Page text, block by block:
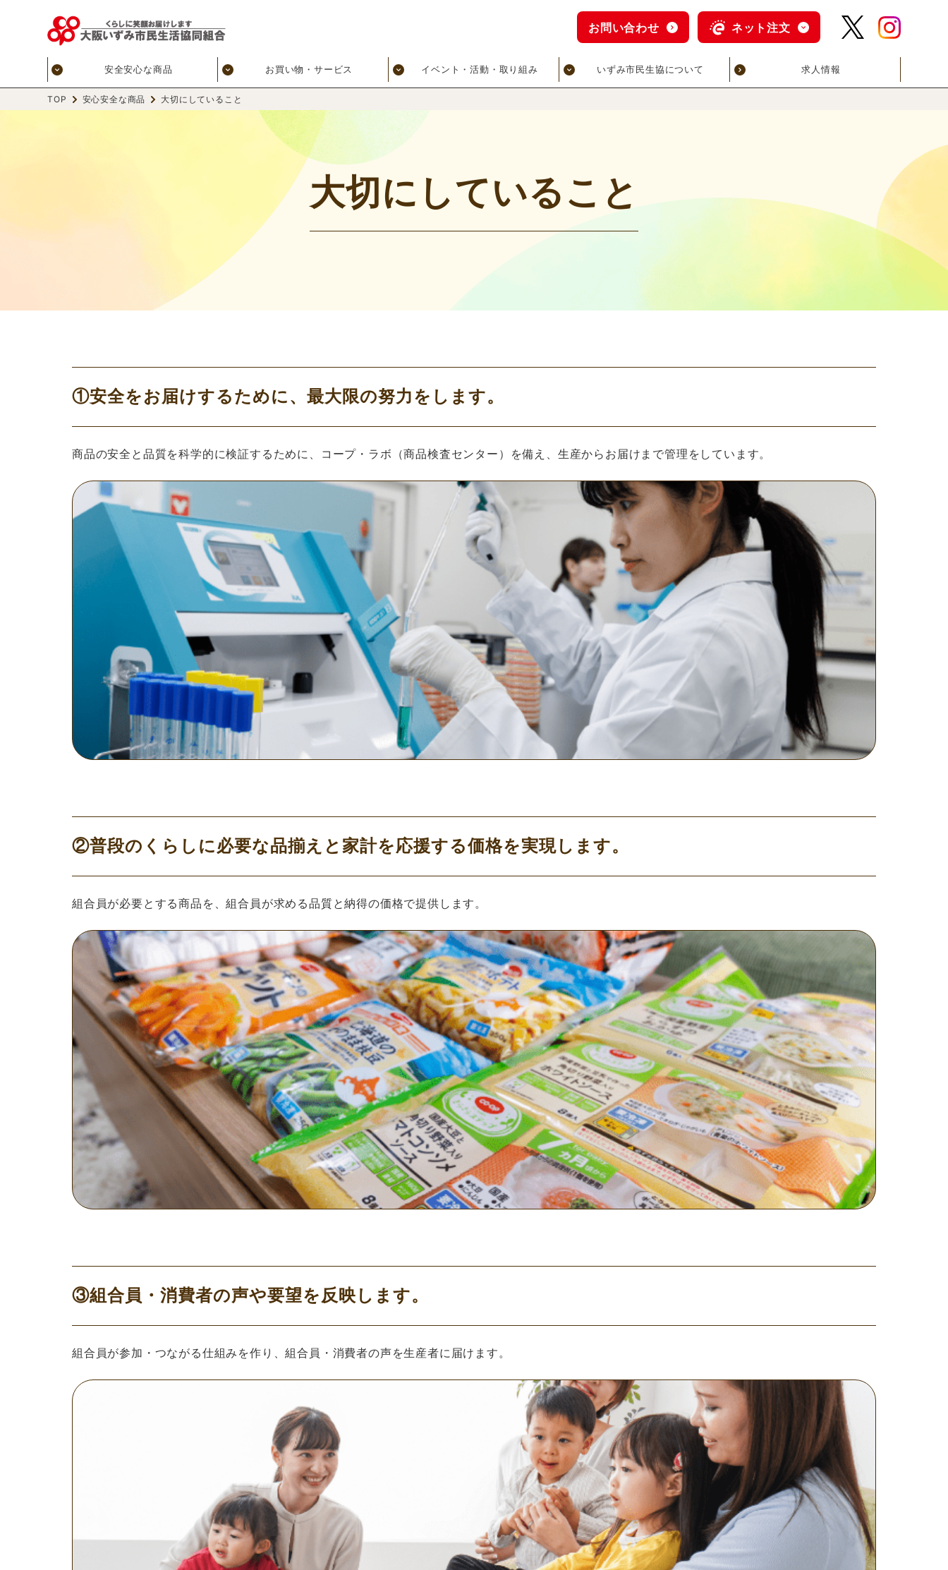
安全安心な商品 お買い物・サービス イベント・活動・取り組み いずみ市民生協について 求人情報
お問い合わせ ネット注文
TOP 安心安全な商品 大切にしていること
大切にしていること
①安全をお届けするために、最大限の努力をします。
商品の安全と品質を科学的に検証するために、コープ・ラボ（商品検査センター）を備え、生産からお届けまで管理をしています。
②普段のくらしに必要な品揃えと家計を応援する価格を実現します。
組合員が必要とする商品を、組合員が求める品質と納得の価格で提供します。
③組合員・消費者の声や要望を反映します。
組合員が参加・つながる仕組みを作り、組合員・消費者の声を生産者に届けます。